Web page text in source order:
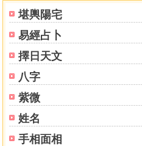
堪輿陽宅
易經占卜
擇日天文
八字
紫微
姓名
手相面相
論宮分用神配六親
論妻子
論行運
論行運成格變何
論喜忌干支有別
論支中忌逢運透清
論時說抱泥格局
論時說以訛傳訛
卷四
正論官